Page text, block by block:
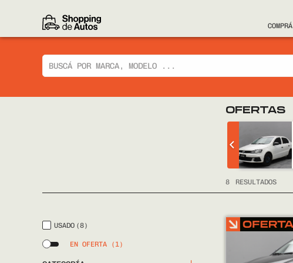
COMPRÁ
OFERTAS
8 RESULTADOS
USADO (8)
EN OFERTA (1)